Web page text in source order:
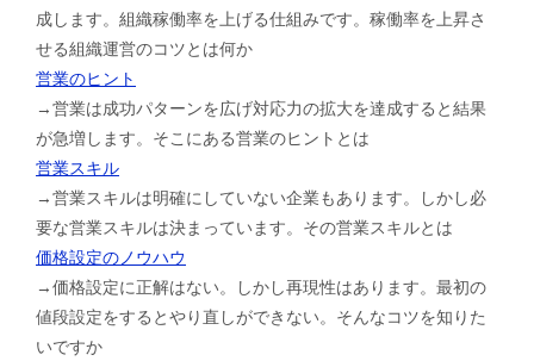
成します。組織稼働率を上げる仕組みです。稼働率を上昇さ
せる組織運営のコツとは何か
営業のヒント
→営業は成功パターンを広げ対応力の拡大を達成すると結果
が急増します。そこにある営業のヒントとは
営業スキル
→営業スキルは明確にしていない企業もあります。しかし必
要な営業スキルは決まっています。その営業スキルとは
価格設定のノウハウ
→価格設定に正解はない。しかし再現性はあります。最初の
値段設定をするとやり直しができない。そんなコツを知りた
いですか